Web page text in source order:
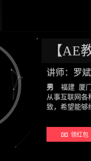
【AE
讲师：罗
男
福建 厦
从事互联网各
致，希望能
领红包